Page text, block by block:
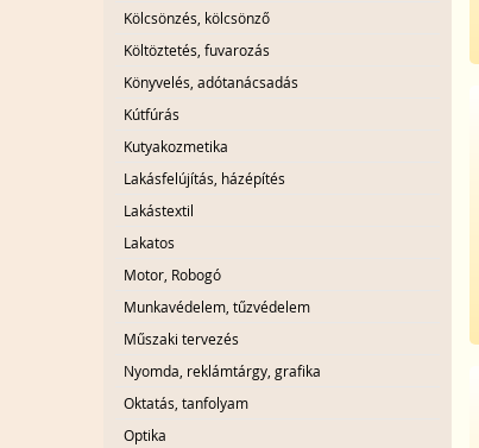
Kölcsönzés, kölcsönző
Költöztetés, fuvarozás
Könyvelés, adótanácsadás
Kútfúrás
Kutyakozmetika
Lakásfelújítás, házépítés
Lakástextil
Lakatos
Motor, Robogó
Munkavédelem, tűzvédelem
Műszaki tervezés
Nyomda, reklámtárgy, grafika
Oktatás, tanfolyam
Optika